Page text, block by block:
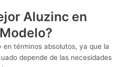
Aluzinc en
en términos absolutos, ya que la
depende de las necesidades